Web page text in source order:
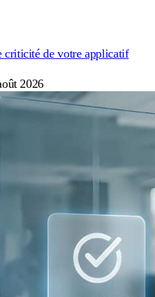
criticité de votre applicatif
2026